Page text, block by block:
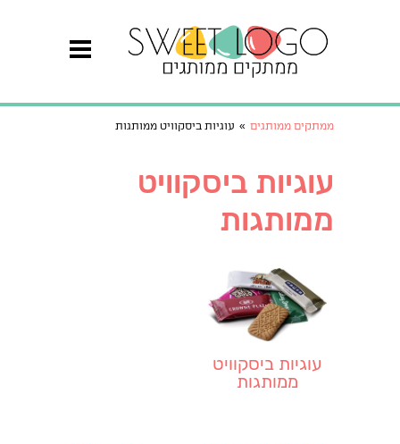
ממתקים ממותגים » עוגיות ביסקוויט ממותגות
עוגיות ביסקוויט
ממותגות
עוגיות ביסקוויט
ממותגות